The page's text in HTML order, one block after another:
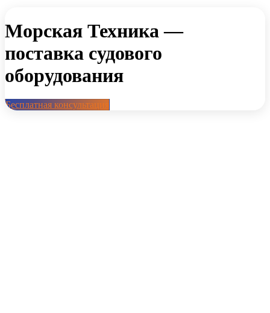
Морская Техника —
поставка судового
оборудования
Бесплатная консультация